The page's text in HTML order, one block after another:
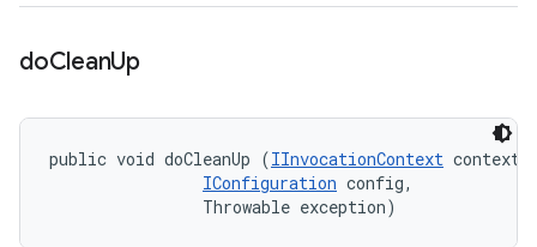
doCleanUp
public void doCleanUp (IInvocationContext
IConfiguration config,
                Throwable exception)